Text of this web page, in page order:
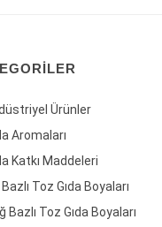
Ürünler
Aromaları
Katkı Maddeleri
Toz Gıda Boyaları
Bazlı Toz Gıda Boyaları